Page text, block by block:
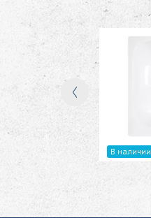
150x70
В наличии